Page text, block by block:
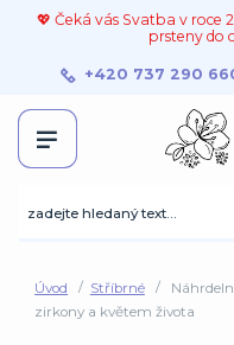
💖 Čeká vás Svatba v roce
prsteny do
+420 737 290
Úvod Stříbrné
zirkony a květem života